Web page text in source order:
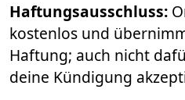
Haftungsausschluss:
kostenlos und
Haftung; auch nicht
deine Kündigung